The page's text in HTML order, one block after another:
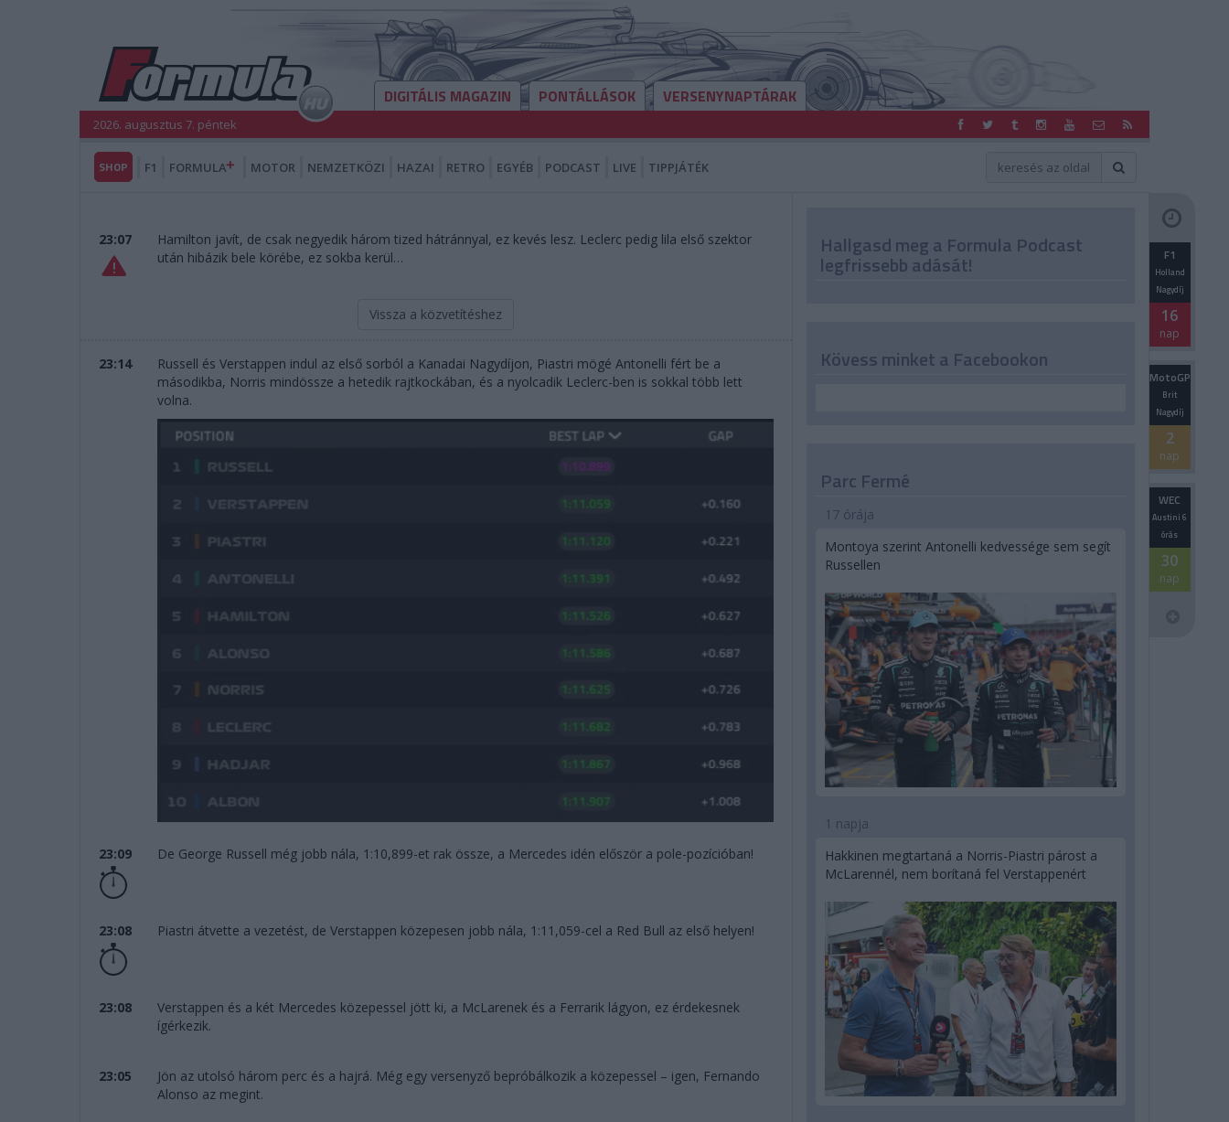
DIGITÁLIS MAGAZIN PONTÁLLÁSOK VERSENYNAPTÁRAK
2026. augusztus 7. péntek
SHOP F1 FORMULA MOTOR NEMZETKÖZI HAZAI RETRO EGYÉB PODCAST LIVE TIPPJÁTÉK
23:07
Hamilton javít, de csak negyedik három tized hátránnyal, ez kevés lesz. Leclerc pedig lila első szektor
után hibázik bele körébe, ez sokba kerül…
Vissza a közvetítéshez
23:14
Russell és Verstappen indul az első sorból a Kanadai Nagydíjon, Piastri mögé Antonelli fért be a
másodikba, Norris mindössze a hetedik rajtkockában, és a nyolcadik Leclerc-ben is sokkal több lett
volna.
23:09 De George Russell még jobb nála, 1:10,899-et rak össze, a Mercedes idén először a pole-pozícióban!
23:08 Piastri átvette a vezetést, de Verstappen közepesen jobb nála, 1:11,059-cel a Red Bull az első helyen!
23:08
Verstappen és a két Mercedes közepessel jött ki, a McLarenek és a Ferrarik lágyon, ez érdekesnek
ígérkezik.
23:05
Jön az utolsó három perc és a hajrá. Még egy versenyző bepróbálkozik a közepessel – igen, Fernando
Alonso az megint.
Hallgasd meg a Formula Podcast
legfrissebb adását! F1
Holland
Nagydíj
16
nap
MotoGP
Brit
Nagydíj
2
nap
WEC
Austini 6
órás
30
nap
Kövess minket a Facebookon
Parc Fermé
17 órája
Montoya szerint Antonelli kedvessége sem segít
Russellen
1 napja
Hakkinen megtartaná a Norris-Piastri párost a
McLarennél, nem borítaná fel Verstappenért